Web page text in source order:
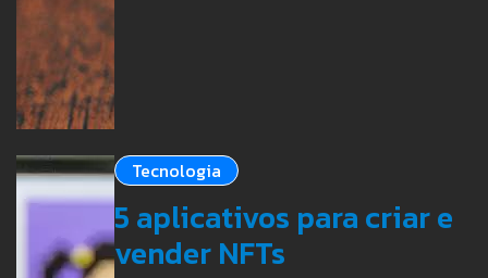
Tecnologia
5 aplicativos para criar e
vender NFTs